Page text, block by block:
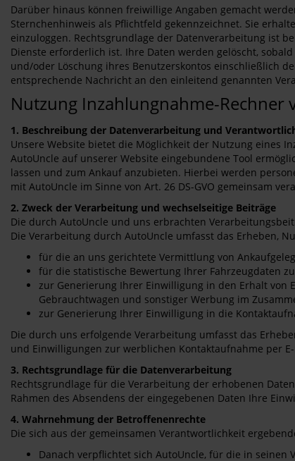
Darüber hinaus können freiwillige Angaben gemacht
Sternchenhinweis als Pflichtfeld gekennzeichnet. Sie
einzuloggen. Rechtsgrundlage der Datenverarbeitung ist
Dienste erforderlich ist. Ihre Daten werden gelöscht,
und/oder Löschung ihres Benutzerskontos einschließlich
entsprechende Nachricht an den einleitend genannten
Nutzung Inzahlungnahme-Rechner
1. Beschreibung der Datenverarbeitung und
Unsere Website bietet die Möglichkeit der Nutzung eines
AutoUncle auf unserer Website eingebundene Tool
lassen und zum Ankauf anzubieten. Hierbei werden
mit AutoUncle im Sinne von Art. 26 DS-GVO gemeinsam
2. Zweck der Verarbeitung und wechselseitige Beiträge
Die durch AutoUncle und uns erbrachten
Die Verarbeitung durch AutoUncle umfasst das Erheben,
für die an uns gerichtete Vermittlung von
für die statistische Bewertung Ihrer Fahrzeugdaten
zur Generierung Ihrer Einwilligung in den Erhalt von
Gebrauchtwagen und sonstiger Werbung im
zur Generierung Ihrer Einwilligung in die
Die durch uns erfolgende Verarbeitung umfasst das
und Einwilligungen zur werblichen Kontaktaufnahme per
3. Rechtsgrundlage für die Datenverarbeitung
Rechtsgrundlage für die Verarbeitung der erhobenen
Rahmen des Absendens der eingegebenen Daten Ihre
4. Wahrnehmung der Betroffenenrechte
Die sich aus der gemeinsamen Verantwortlichkeit
Danach verpflichtet sich AutoUncle, für die in